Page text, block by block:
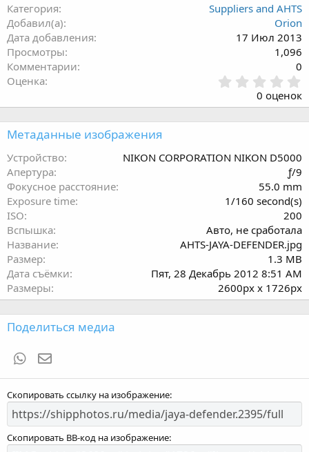
Категория
Suppliers and AHTS
Добавил(а)
Orion
Дата добавления
17 Июл 2013
Просмотры
1,096
Комментарии
0
Оценка
.
0
0 оценок
Метаданные изображения
Устройство
NIKON CORPORATION NIKON D5000
Апертура
ƒ/9
Фокусное расстояние
55.0 mm
Exposure time
1/160 second(s)
ISO
200
Вспышка
Авто, не сработала
Название
AHTS-JAYA-DEFENDER.jpg
Размер
1.3 MB
Дата съёмки
Пят, 28 Декабрь 2012 8:51 AM
Размеры
2600px x 1726px
Поделиться медиа
WhatsApp
Скопировать ссылку на изображение
Скопировать BB-код на изображение